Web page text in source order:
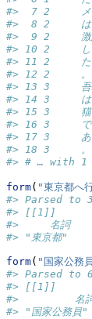
#>  7 2     メ
#>  8 2
#>  9 2     激
#> 10 2     し
#> 11 2
#> 12 2
#> 13 3     吾
#> 14 3
#> 15 3
#> 16 3
#> 17 3     あ
#> 18 3
#> # … with 1
form( "東京都へ
#> Parsed to
#> [[1]]
#>     名詞
#> "東京都"
form( "国家公務
#> Parsed to
#> [[1]]
#>         名
#> "国家公